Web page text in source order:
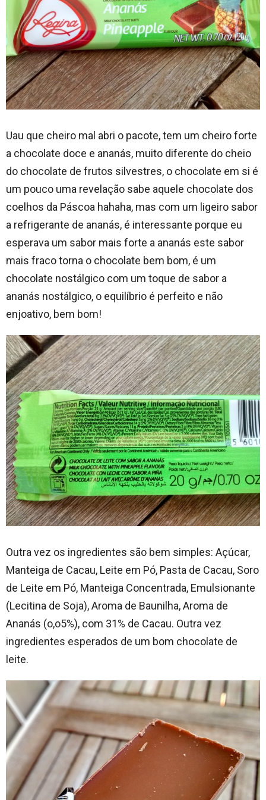
Uau que cheiro mal abri o pacote, tem um cheiro forte
a chocolate doce e ananás, muito diferente do cheio
do chocolate de frutos silvestres, o chocolate em si é
um pouco uma revelação sabe aquele chocolate dos
coelhos da Páscoa hahaha, mas com um ligeiro sabor
a refrigerante de ananás, é interessante porque eu
esperava um sabor mais forte a ananás este sabor
mais fraco torna o chocolate bem bom, é um
chocolate nostálgico com um toque de sabor a
ananás nostálgico, o equilíbrio é perfeito e não
enjoativo, bem bom!
Outra vez os ingredientes são bem simples: Açúcar,
Manteiga de Cacau, Leite em Pó, Pasta de Cacau, Soro
de Leite em Pó, Manteiga Concentrada, Emulsionante
(Lecitina de Soja), Aroma de Baunilha, Aroma de
Ananás (o,o5%), com 31% de Cacau. Outra vez
ingredientes esperados de um bom chocolate de
leite.